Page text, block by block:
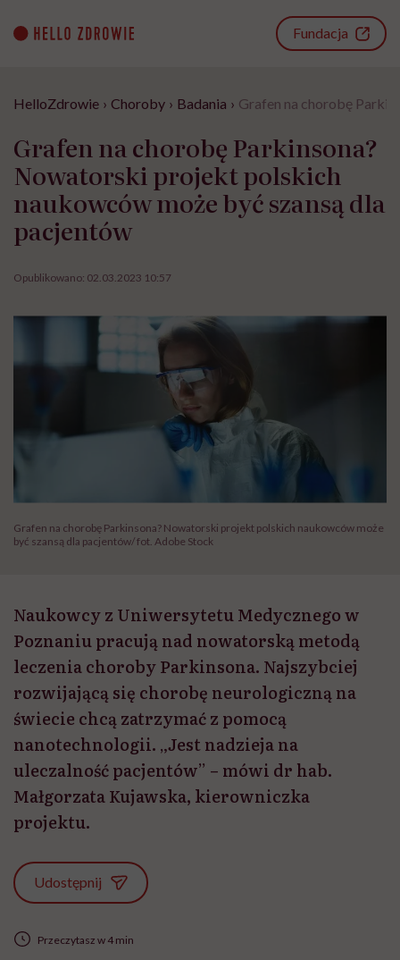
content
Fundacja
HelloZdrowie › Choroby › Badania › Grafen na chorobę
Grafen na chorobę Parkinsona?
Nowatorski projekt polskich
naukowców może być szansą dla
pacjentów
Opublikowano: 02.03.2023 10:57
Grafen na chorobę Parkinsona? Nowatorski projekt polskich naukowców może
być szansą dla pacjentów/ fot. Adobe Stock
Naukowcy z Uniwersytetu Medycznego w
Poznaniu pracują nad nowatorską metodą
leczenia choroby Parkinsona. Najszybciej
rozwijającą się chorobę neurologiczną na
świecie chcą zatrzymać z pomocą
nanotechnologii. „Jest nadzieja na
uleczalność pacjentów” – mówi dr hab.
Małgorzata Kujawska, kierowniczka
projektu.
Udostępnij
Przeczytasz w 4 min